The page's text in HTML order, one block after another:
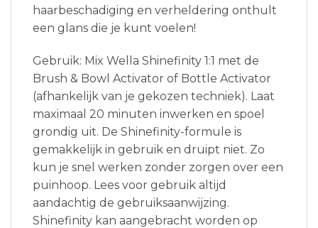
haarbeschadiging en verheldering onthult
een glans die je kunt voelen!
Gebruik: Mix Wella Shinefinity 1:1 met de
Brush & Bowl Activator of Bottle Activator
(afhankelijk van je gekozen techniek). Laat
maximaal 20 minuten inwerken en spoel
grondig uit. De Shinefinity-formule is
gemakkelijk in gebruik en druipt niet. Zo
kun je snel werken zonder zorgen over een
puinhoop. Lees voor gebruik altijd
aandachtig de gebruiksaanwijzing.
Shinefinity kan aangebracht worden op